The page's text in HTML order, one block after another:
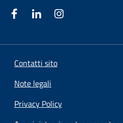
Contatti sito
Note legali
Privacy Policy